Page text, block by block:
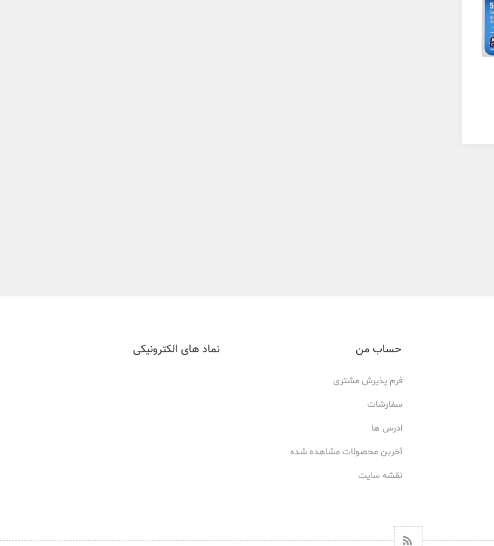
حساب من
فرم پذیرش مشتری
سفارشات
ادرس ها
آخرین محصولات مشاهده شده
نقشه سایت
نماد های الکترونیکی